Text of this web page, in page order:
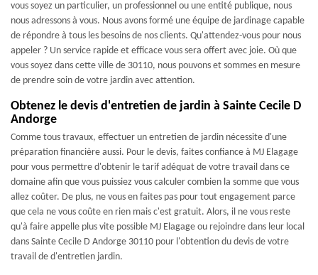
vous soyez un particulier, un professionnel ou une entité publique, nous
nous adressons à vous. Nous avons formé une équipe de jardinage capable
de répondre à tous les besoins de nos clients. Qu'attendez-vous pour nous
appeler ? Un service rapide et efficace vous sera offert avec joie. Où que
vous soyez dans cette ville de 30110, nous pouvons et sommes en mesure
de prendre soin de votre jardin avec attention.
Obtenez le devis d'entretien de jardin à Sainte Cecile D
Andorge
Comme tous travaux, effectuer un entretien de jardin nécessite d'une
préparation financière aussi. Pour le devis, faites confiance à MJ Elagage
pour vous permettre d'obtenir le tarif adéquat de votre travail dans ce
domaine afin que vous puissiez vous calculer combien la somme que vous
allez coûter. De plus, ne vous en faites pas pour tout engagement parce
que cela ne vous coûte en rien mais c'est gratuit. Alors, il ne vous reste
qu'à faire appelle plus vite possible MJ Elagage ou rejoindre dans leur local
dans Sainte Cecile D Andorge 30110 pour l'obtention du devis de votre
travail de d'entretien jardin.